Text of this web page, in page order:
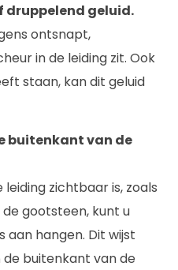
druppelend geluid.
ontsnapt,
in de leiding zit. Ook
staan, kan dit geluid
buitenkant van de
zichtbaar is, zoals
gootsteen, kunt u
aan hangen. Dit wijst
buitenkant van de